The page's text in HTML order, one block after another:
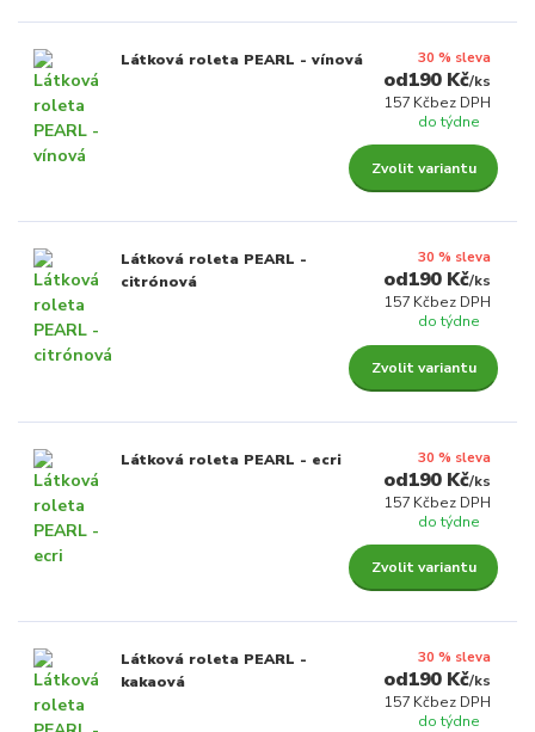
Látková roleta PEARL - vínová 30 % sleva
190 Kč/ks
157 Kčbez DPH
do týdne
Zvolit variantu
Látková roleta PEARL -
citrónová
30 % sleva
190 Kč/ks
157 Kčbez DPH
do týdne
Zvolit variantu
Látková roleta PEARL - ecri 30 % sleva
190 Kč/ks
157 Kčbez DPH
do týdne
Zvolit variantu
Látková roleta PEARL -
kakaová
30 % sleva
190 Kč/ks
157 Kčbez DPH
do týdne